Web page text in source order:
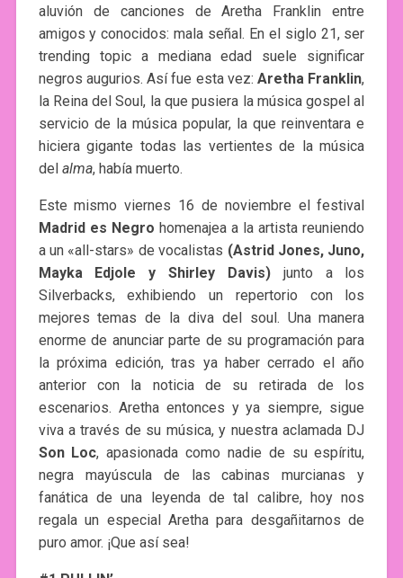
aluvión de canciones de Aretha Franklin entre
amigos y conocidos: mala señal. En el siglo 21, ser
trending topic a mediana edad suele significar
negros augurios. Así fue esta vez:Aretha Franklin,
la Reina del Soul, la que pusiera la música gospel al
servicio de la música popular, la que reinventara e
hiciera gigante todas las vertientes de la música
del alma, había muerto.
Este mismo viernes 16 de noviembre el festival
Madrid es Negro homenajea a la artista reuniendo
a un «all-stars» de vocalistas (Astrid Jones, Juno,
Mayka Edjole y Shirley Davis)junto a los
Silverbacks, exhibiendo un repertorio con los
mejores temas de la diva del soul. Una manera
enorme de anunciar parte de su programación para
la próxima edición, tras ya haber cerrado el año
anterior con la noticia de su retirada de los
escenarios. Aretha entonces y ya siempre, sigue
viva a través de su música, y nuestra aclamada DJ
Son Loc, apasionada como nadie de su espíritu,
negra mayúscula de las cabinas murcianas y
fanática de una leyenda de tal calibre, hoy nos
regala un especial Aretha para desgañitarnos de
puro amor. ¡Que así sea!